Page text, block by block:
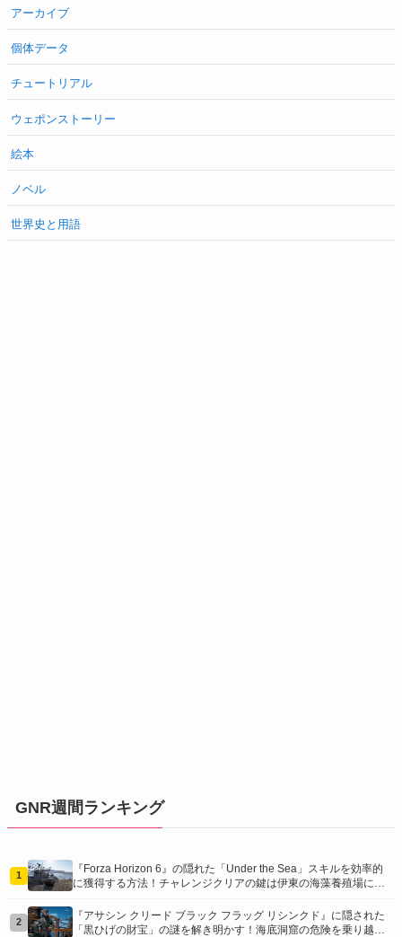
アーカイブ
個体データ
チュートリアル
ウェポンストーリー
絵本
ノベル
世界史と用語
GNR週間ランキング
1
『Forza Horizon 6』の隠れた「Under the Sea」スキルを効率的
に獲得する方法！チャレンジクリアの鍵は伊東の海藻養殖場にあ
2
『アサシン クリード ブラック フラッグ リシンクド』に隠された
「黒ひげの財宝」の謎を解き明かす！海底洞窟の危険を乗り越